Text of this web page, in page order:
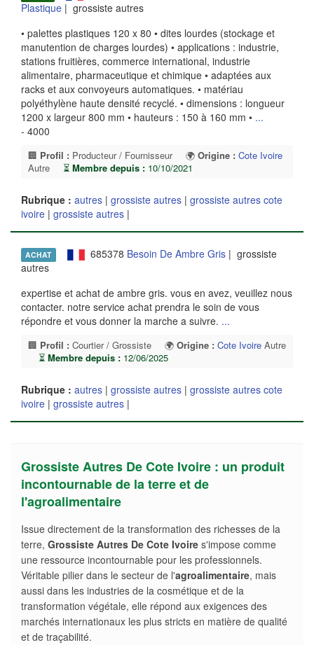
Plastique | grossiste autres
• palettes plastiques 120 x 80 • dites lourdes (stockage et
manutention de charges lourdes) • applications : industrie,
stations fruitières, commerce international, industrie
alimentaire, pharmaceutique et chimique • adaptées aux
racks et aux convoyeurs automatiques. • matériau
polyéthylène haute densité recyclé. • dimensions : longueur
1200 x largeur 800 mm • hauteurs : 150 à 160 mm • ...
- 4000
🏢 Profil : Producteur / Fournisseur 🌍 Origine : Cote Ivoire
Autre
⏳ Membre depuis : 10/10/2021
Rubrique : autres | grossiste autres | grossiste autres cote
ivoire | grossiste autres |
ACHAT 685378 Besoin De Ambre Gris| grossiste
autres
expertise et achat de ambre gris. vous en avez, veuillez nous
contacter. notre service achat prendra le soin de vous
répondre et vous donner la marche a suivre. ...
🏢 Profil : Courtier / Grossiste 🌍 Origine : Cote Ivoire Autre
⏳ Membre depuis : 12/06/2025
Rubrique : autres | grossiste autres | grossiste autres cote
ivoire | grossiste autres |
Grossiste Autres De Cote Ivoire : un produit
incontournable de la terre et de
l'agroalimentaire
Issue directement de la transformation des richesses de la
terre, Grossiste Autres De Cote Ivoire s'impose comme
une ressource incontournable pour les professionnels.
Véritable pilier dans le secteur de l'agroalimentaire, mais
aussi dans les industries de la cosmétique et de la
transformation végétale, elle répond aux exigences des
marchés internationaux les plus stricts en matière de qualité
et de traçabilité.